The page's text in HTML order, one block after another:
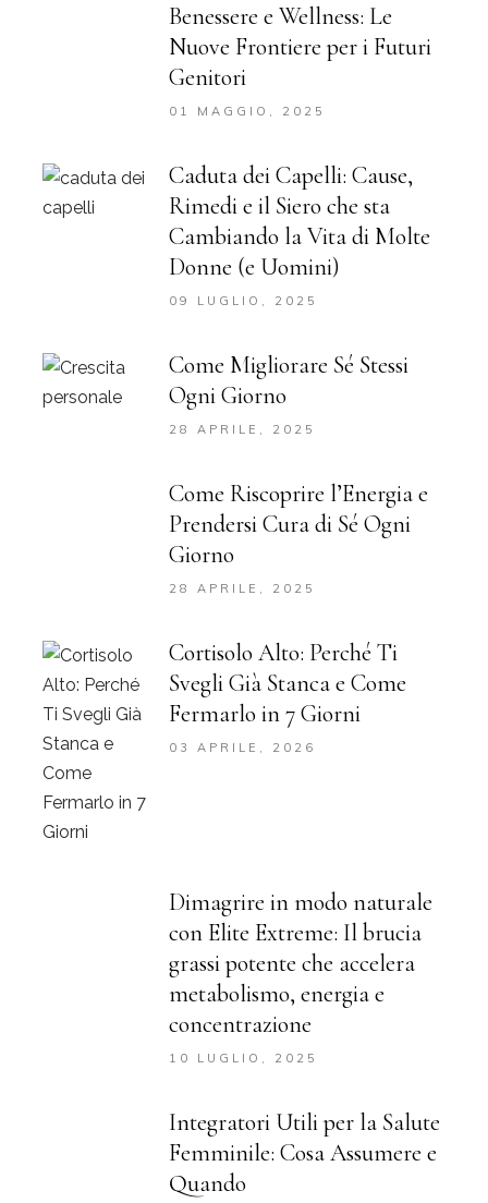
Benessere e Wellness: Le
Nuove Frontiere per i Futuri
Genitori
01 MAGGIO, 2025
Caduta dei Capelli: Cause,
Rimedi e il Siero che sta
Cambiando la Vita di Molte
Donne (e Uomini)
09 LUGLIO, 2025
Come Migliorare Sé Stessi
Ogni Giorno
28 APRILE, 2025
Come Riscoprire l’Energia e
Prendersi Cura di Sé Ogni
Giorno
28 APRILE, 2025
Cortisolo Alto: Perché Ti
Svegli Già Stanca e Come
Fermarlo in 7 Giorni
03 APRILE, 2026
Dimagrire in modo naturale
con Elite Extreme: Il brucia
grassi potente che accelera
metabolismo, energia e
concentrazione
10 LUGLIO, 2025
Integratori Utili per la Salute
Femminile: Cosa Assumere e
Quando